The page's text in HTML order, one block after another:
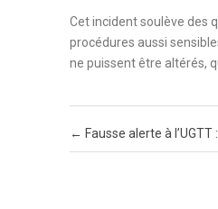
Cet incident soulève des
procédures aussi
ne puissent être altérés,
Post navigation
← Fausse alerte à